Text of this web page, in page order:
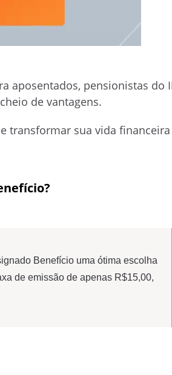
aposentados, pensionistas do
de vantagens.
transformar sua vida
Benefício uma ótima escolha
de emissão de apenas R$15,00,